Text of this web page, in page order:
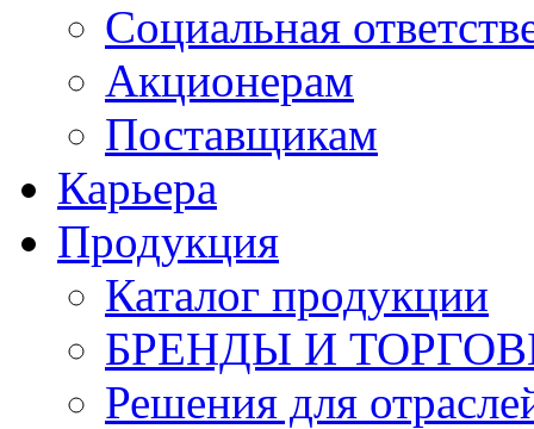
Социальная
Акционерам
Поставщикам
Карьера
Продукция
Каталог продукции
БРЕНДЫ И
Решения для